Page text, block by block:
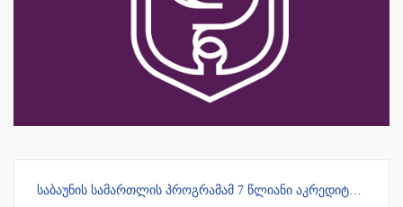
ᲡᲐᲑᲐᲣᲜᲘᲡ ᲡᲐᲛᲐᲠᲗᲚᲘᲡ ᲞᲠᲝᲒᲠᲐᲛᲐᲛ 7 ᲬᲚᲘᲐᲜᲘ ᲐᲙᲠᲔᲓᲘᲢᲐᲪᲘᲐ ᲛᲘᲘᲦᲝ